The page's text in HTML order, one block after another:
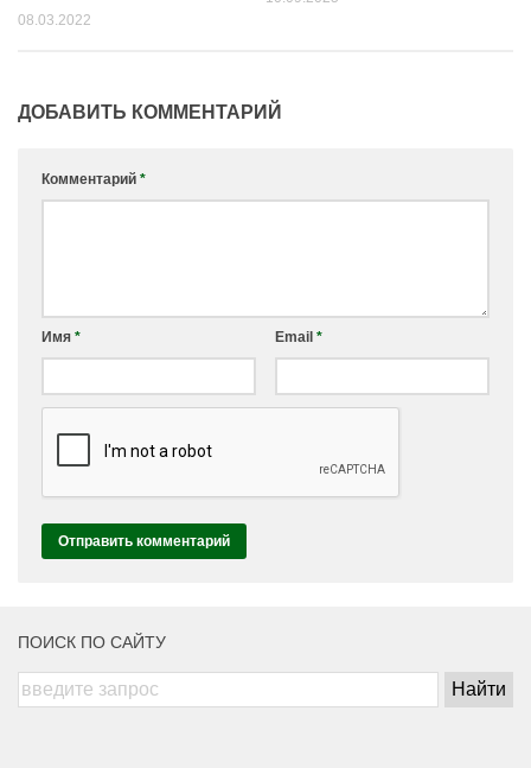
08.03.2022
ДОБАВИТЬ КОММЕНТАРИЙ
Комментарий *
Имя * Email *
ПОИСК ПО САЙТУ